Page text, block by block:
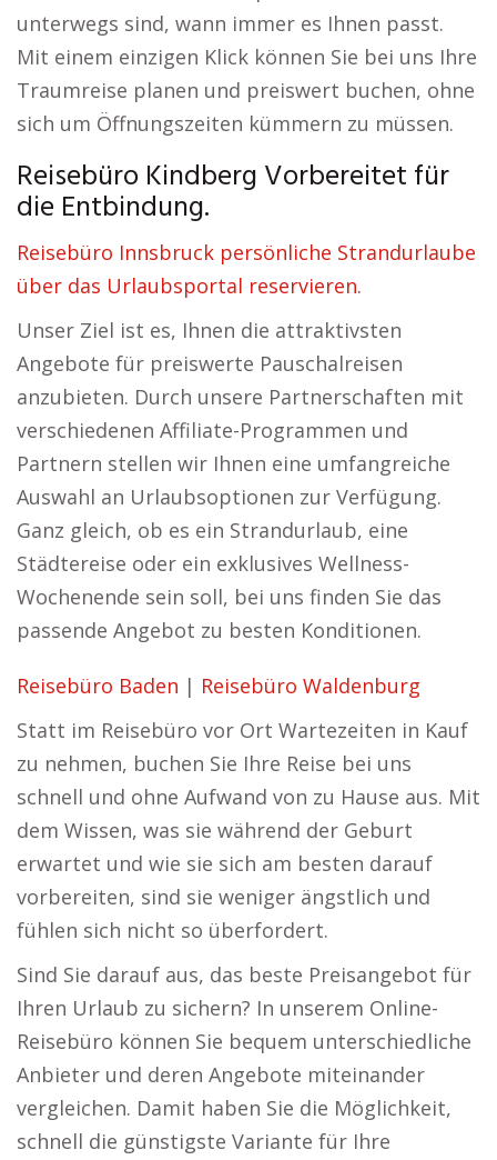
unterwegs sind, wann immer es Ihnen passt.
Mit einem einzigen Klick können Sie bei uns Ihre
Traumreise planen und preiswert buchen, ohne
sich um Öffnungszeiten kümmern zu müssen.
Reisebüro Kindberg Vorbereitet für
die Entbindung.
Reisebüro Innsbruck persönliche Strandurlaube
über das Urlaubsportal reservieren.
Unser Ziel ist es, Ihnen die attraktivsten
Angebote für preiswerte Pauschalreisen
anzubieten. Durch unsere Partnerschaften mit
verschiedenen Affiliate-Programmen und
Partnern stellen wir Ihnen eine umfangreiche
Auswahl an Urlaubsoptionen zur Verfügung.
Ganz gleich, ob es ein Strandurlaub, eine
Städtereise oder ein exklusives Wellness-
Wochenende sein soll, bei uns finden Sie das
passende Angebot zu besten Konditionen.
Reisebüro Baden | Reisebüro Waldenburg
Statt im Reisebüro vor Ort Wartezeiten in Kauf
zu nehmen, buchen Sie Ihre Reise bei uns
schnell und ohne Aufwand von zu Hause aus. Mit
dem Wissen, was sie während der Geburt
erwartet und wie sie sich am besten darauf
vorbereiten, sind sie weniger ängstlich und
fühlen sich nicht so überfordert.
Sind Sie darauf aus, das beste Preisangebot für
Ihren Urlaub zu sichern? In unserem Online-
Reisebüro können Sie bequem unterschiedliche
Anbieter und deren Angebote miteinander
vergleichen. Damit haben Sie die Möglichkeit,
schnell die günstigste Variante für Ihre